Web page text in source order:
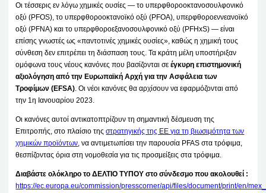
Οι τέσσερις εν λόγω χημικές ουσίες — το υπερφθοροοκτανοσουλφονικό
οξύ (PFOS), το υπερφθοροοκτανοϊκό οξύ (PFOA), υπερφθοροεννεανοϊκό
οξύ (PFNA) και το υπερφθοροεξανοσουλφονικό οξύ (PFHxS) — είναι
επίσης γνωστές ως «παντοτινές χημικές ουσίες», καθώς η χημική τους
σύνθεση δεν επιτρέπει τη διάσπαση τους. Τα κράτη μέλη υποστήριξαν
ομόφωνα τους νέους κανόνες που βασίζονται σεέγκυρη επιστημονική
αξιολόγηση από την Ευρωπαϊκή Αρχή για την Ασφάλεια των
Τροφίμων (EFSA). Οι νέοι κανόνες θα αρχίσουν να εφαρμόζονται από
την 1η Ιανουαρίου 2023.
Οι κανόνες αυτοί αντικατοπτρίζουν τη σημαντική δέσμευση της
Επιτροπής, στο πλαίσιο τηςστρατηγικής της ΕΕ για τη βιωσιμότητα των
χημικών προϊόντων, να αντιμετωπίσει την παρουσία PFAS στα τρόφιμα,
θεσπίζοντας όρια στη νομοθεσία για τις προσμείξεις στα τρόφιμα.
Διαβάστε ολόκληρο το ΔΕΛΤΙΟ ΤΥΠΟΥ στο σύνδεσμο που ακολουθεί :
https://ec.europa.eu/commission/presscorner/api/files/document/print/en/